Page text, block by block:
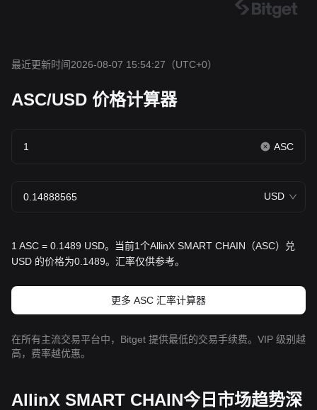
最近更新时间2026-08-07 15:54:27 （UTC+0）
ASC/USD 价格计算器
ASC
USD
1 ASC = 0.1489 USD。当前1个AllinX SMART CHAIN（ASC）兑
USD 的价格为0.1489。汇率仅供参考。
更多 ASC 汇率计算器
在所有主流交易平台中，Bitget 提供最低的交易手续费。VIP 级别越
高，费率越优惠。
AllinX SMART CHAIN今日市场趋势深